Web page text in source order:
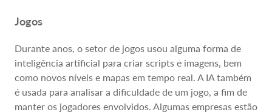
Jogos
Durante anos, o setor de jogos usou alguma forma de
inteligência artificial para criar scripts e imagens, bem
como novos níveis e mapas em tempo real. A IA também
é usada para analisar a dificuldade de um jogo, a fim de
manter os jogadores envolvidos. Algumas empresas estão